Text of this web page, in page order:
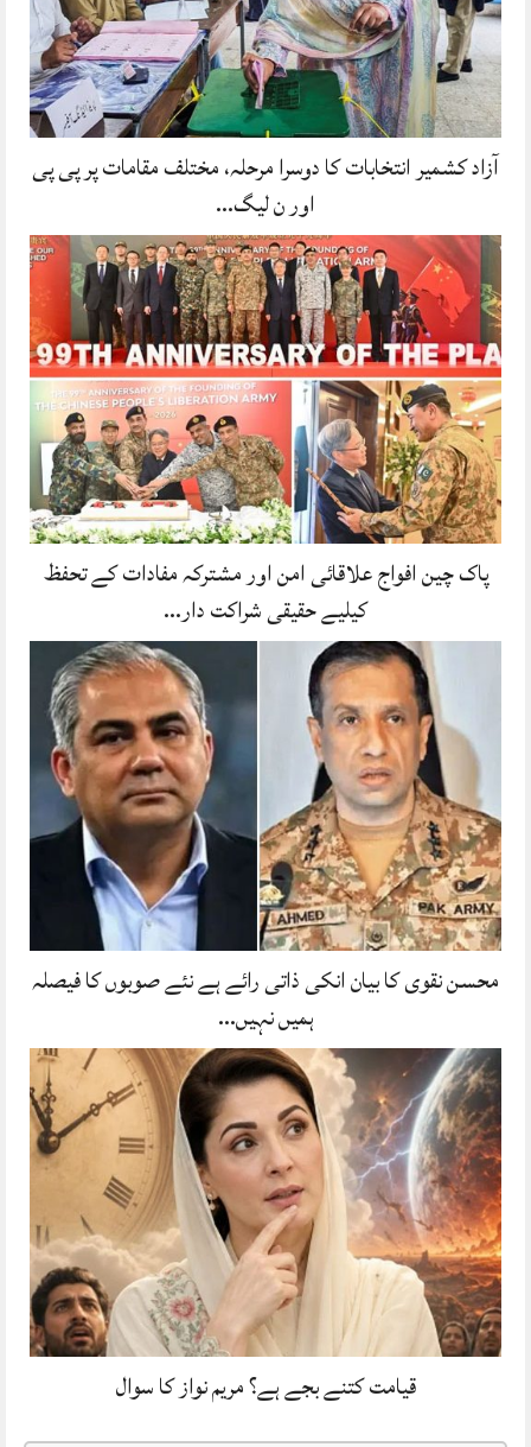
آزاد کشمیر انتخابات کا دوسرا مرحلہ، مختلف مقامات پر پی پی
اور ن لیگ…
پاک چین افواج علاقائی امن اور مشترکہ مفادات کے تحفظ
کیلیے حقیقی شراکت دار…
محسن نقوی کا بیان انکی ذاتی رائے ہے نئے صوبوں کا فیصلہ
ہمیں نہیں…
قیامت کتنے بجے ہے؟ مریم نواز کا سوال